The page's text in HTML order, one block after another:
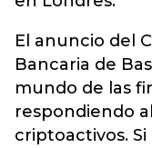
El anuncio del
Bancaria de
mundo de las
respondiendo
criptoactivos.